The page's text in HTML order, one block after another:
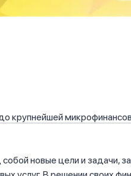
крупнейшей
новые цели и задачи,